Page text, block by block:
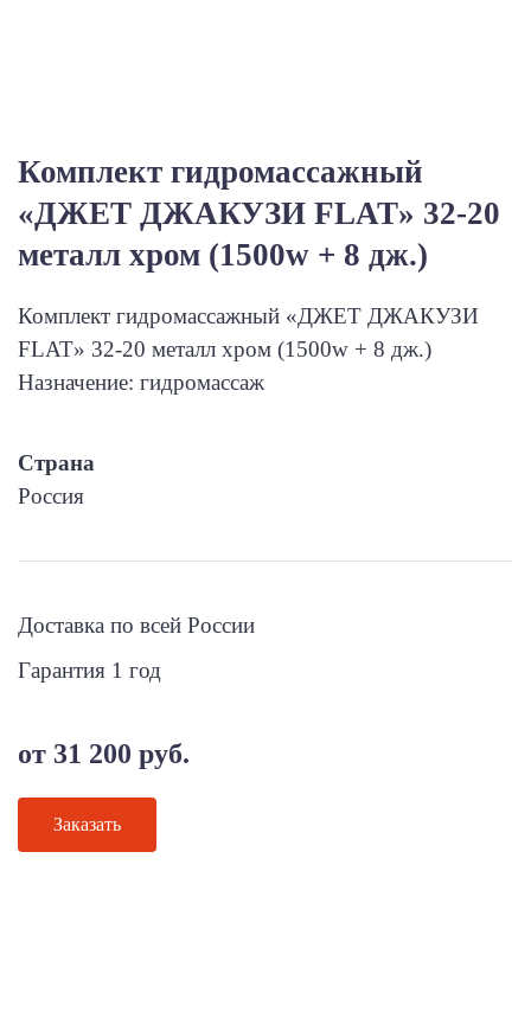
Комплект гидромассажный
«ДЖЕТ ДЖАКУЗИ FLAT» 32-20
металл хром (1500w + 8 дж.)
Комплект гидромассажный «ДЖЕТ ДЖАКУЗИ
FLAT» 32-20 металл хром (1500w + 8 дж.)
Назначение: гидромассаж
Страна
Россия
Доставка по всей России
Гарантия 1 год
от 31 200 руб.
Заказать